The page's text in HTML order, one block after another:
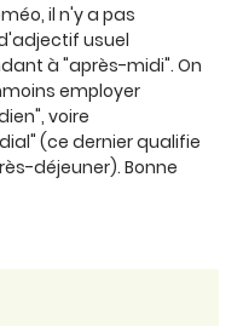
il n'y a pas
usuel
à "après-midi". On
employer
voire
(ce dernier qualifie
déjeuner). Bonne